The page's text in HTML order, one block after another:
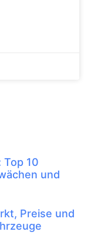
10
und
Preise und